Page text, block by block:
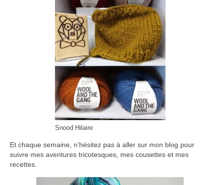
Snood Hilaire
Et chaque semaine, n’hésitez pas à aller sur mon blog pour
suivre mes aventures tricotesques, mes cousettes et mes
recettes.